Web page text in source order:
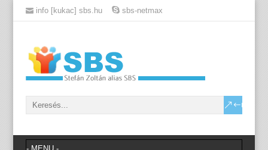
info [kukac] sbs.hu sbs-netmax